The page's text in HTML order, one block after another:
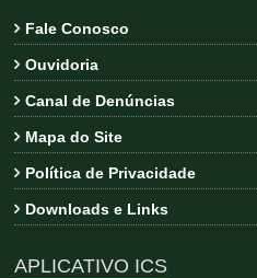
Fale Conosco
Ouvidoria
Canal de Denúncias
Mapa do Site
Política de Privacidade
Downloads e Links
APLICATIVO ICS